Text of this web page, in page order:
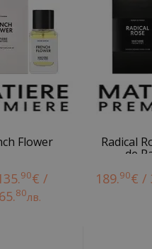
Flower
90€ /
80лв.
Radical
de
189.90€ /